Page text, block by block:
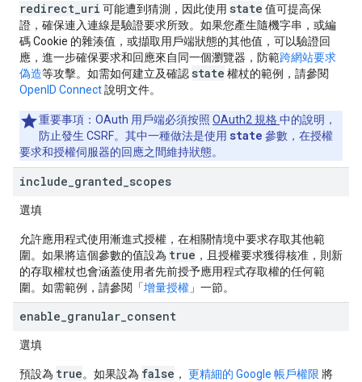
redirect_uri 可能遭到猜測，因此使用 state 值可提高保
證，確保連入連線是驗證要求所致。如果您產生隨機字串，或編
碼 Cookie 的雜湊值，或擷取用戶端狀態的其他值，可以驗證回
應，進一步確保要求和回應來自同一個瀏覽器，防範跨網站要求
偽造等攻擊。如需如何建立及確認 state 權杖的範例，請參閱
OpenID Connect說明文件。
重要事項： OAuth 用戶端必須按照 OAuth2 規格中的說明，
防止發生 CSRF。其中一種做法是使用 state 參數，在授權
要求和授權伺服器的回應之間維持狀態。
include granted scopes
選填
允許應用程式使用漸進式授權，在相關情境中要求存取其他範
圍。如果將這個參數的值設為 true ，且授權要求獲得核准，則新
的存取權杖也會涵蓋使用者先前授予應用程式存取權的任何範
圍。如需範例，請參閱「增量授權 」一節。
enable granular consent
選填
預設為 true。如果設為 false ， 更精細的 Google 帳戶權限 將